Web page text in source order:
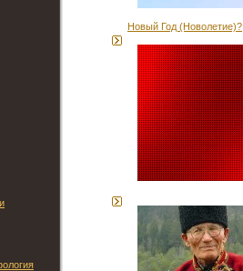
Новый Год (Новолетие)?